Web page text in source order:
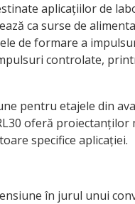
aplicațiilor de
ca surse de
de formare a
controlate,
pentru etajele din
oferă
specifice aplicației.
în jurul unui